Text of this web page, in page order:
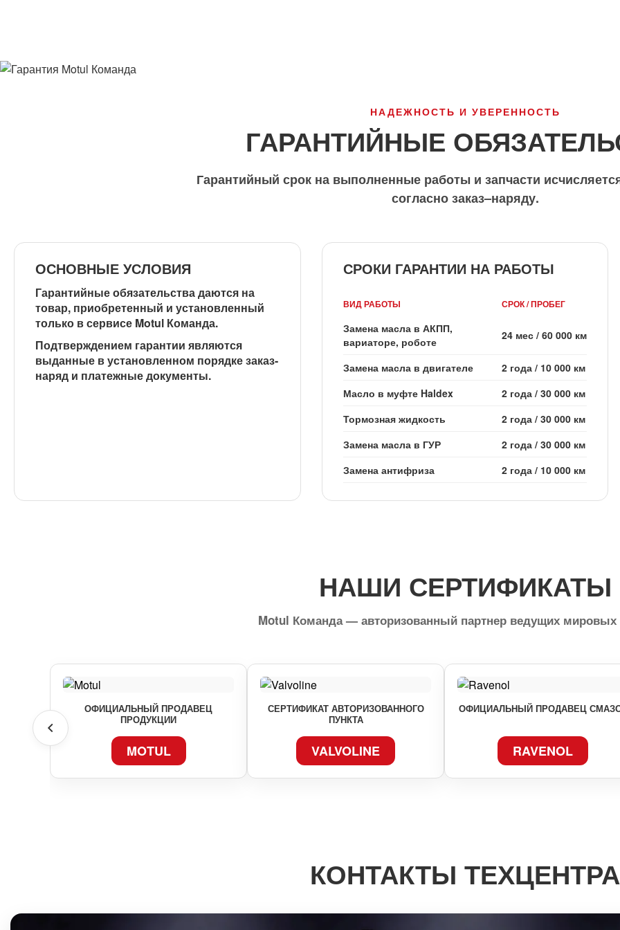
НАДЕЖНОСТЬ И УВЕРЕННОСТЬ
ГАРАНТИЙНЫЕ
Гарантийный срок на выполненные работы и запчасти
согласно заказ–наряду.
ОСНОВНЫЕ УСЛОВИЯ
Гарантийные обязательства даются на
товар, приобретенный и установленный
только в сервисе Motul Команда.
Подтверждением гарантии являются
выданные в установленном порядке заказ-
наряд и платежные документы.
СРОКИ ГАРАНТИИ НА РАБОТЫ
ВИД РАБОТЫ СРОК / ПРОБЕГ
Замена масла в АКПП,
вариаторе, роботе
24 мес / 60 000 км
Замена масла в двигателе 2 года / 10 000 км
Масло в муфте Haldex
2 года / 30 000 км
Тормозная жидкость
2 года / 30 000 км
Замена масла в ГУР
2 года / 30 000 км
Замена антифриза
2 года / 10 000 км
НАШИ СЕРТИФИКАТЫ
Motul Команда — авторизованный партнер ведущих мировых
ОФИЦИАЛЬНЫЙ ПРОДАВЕЦ
ПРОДУКЦИИ
MOTUL
СЕРТИФИКАТ АВТОРИЗОВАННОГО
ПУНКТА
VALVOLINE
ОФИЦИАЛЬНЫЙ ПРОДАВЕЦ
RAVENOL
КОНТАКТЫ ТЕХЦЕНТРА